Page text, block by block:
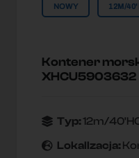
NOWY 12M/
Kontener
XHCU5903632
Typ:12m/
Lokallzacja: